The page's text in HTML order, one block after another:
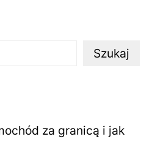
Szukaj
za granicą i jak